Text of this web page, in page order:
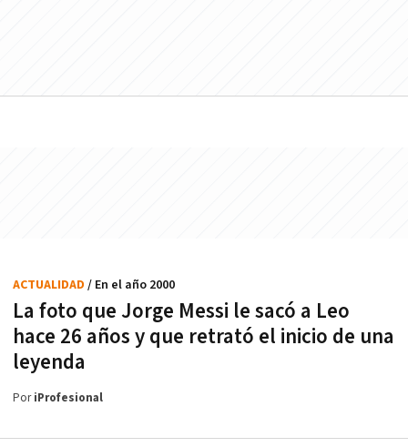
La foto que Jorge Messi le sacó a Leo
hace 26 años y que retrató el inicio de una
leyenda
ACTUALIDAD / En el año 2000
PoriProfesional